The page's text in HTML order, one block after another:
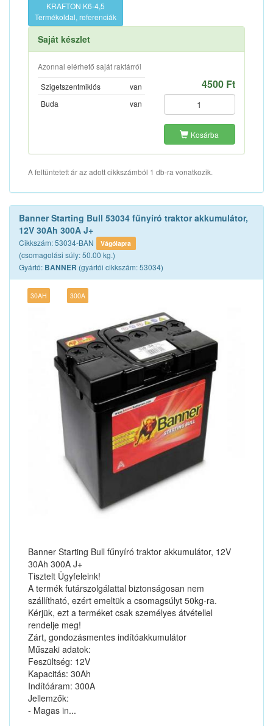
KRAFTON K6-4,5
Termékoldal, referenciák
Saját készlet
Azonnal elérhető saját raktárról
Szigetszentmiklós
van
Buda
van
4500 Ft
Kosárba
A feltüntetett ár az adott cikkszámból 1 db-ra vonatkozik.
Banner Starting Bull 53034 fűnyíró traktor akkumulátor,
12V 30Ah 300A J+
Cikkszám: 53034-BAN Vágólapra
(csomagolási súly: 50.00 kg.)
Gyártó: BANNER (gyártói cikkszám: 53034)
30AH 300A
Banner Starting Bull fűnyíró traktor akkumulátor, 12V
30Ah 300A J+
Tisztelt Ügyfeleink!
A termék futárszolgálattal biztonságosan nem
szállítható, ezért emeltük a csomagsúlyt 50kg-ra.
Kérjük, ezt a terméket csak személyes átvétellel
rendelje meg!
Zárt, gondozásmentes indítóakkumulátor
Műszaki adatok:
Feszültség: 12V
Kapacitás: 30Ah
Indítóáram: 300A
Jellemzők:
- Magas in...